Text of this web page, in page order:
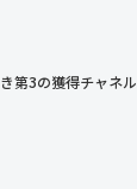
第3の獲得チャネル